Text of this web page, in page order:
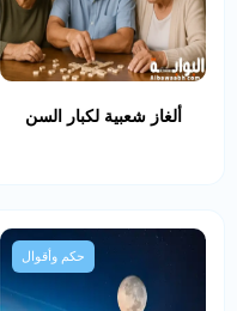
ألغاز شعبية لكبار السن
حكم وأقوال